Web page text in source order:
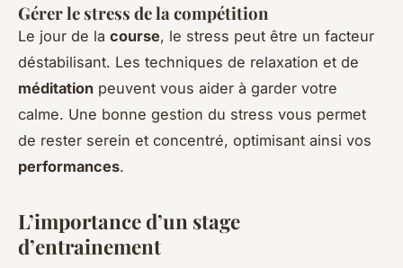
Gérer le stress de la compétition
Le jour de la course, le stress peut être un facteur
déstabilisant. Les techniques de relaxation et de
méditation peuvent vous aider à garder votre
calme. Une bonne gestion du stress vous permet
de rester serein et concentré, optimisant ainsi vos
performances.
L’importance d’un stage
d’entrainement